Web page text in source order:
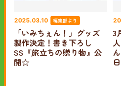
2025.03.10 編集部より
「いみちぇん！」グッズ
製作決定！書き下ろし
SS『旅立ちの贈り物』公
開☆
3